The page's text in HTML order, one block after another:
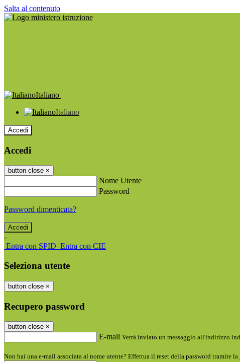
Salta al contenuto
Italiano
Italiano
Accedi
Accedi
button close ×
Nome Utente
Password
Password dimenticata?
-
Entra con SPID Entra con CIE
Seleziona utente
button close ×
Recupero password
button close ×
E-mail Verrà inviato un messaggio all'indirizzo
Non hai una e-mail associata al nome utente? Effettua il reset della password tramite la